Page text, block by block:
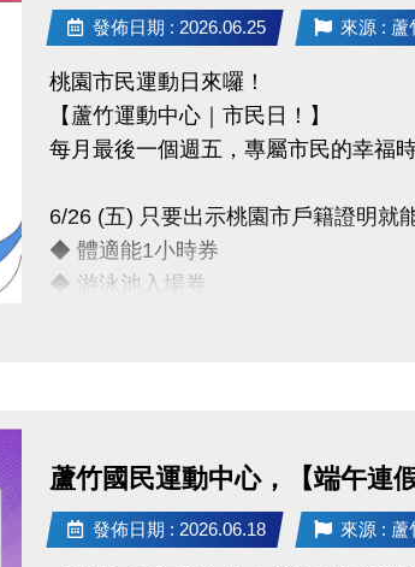
-IG : @luzhusports
發佈日期 : 2026.06.25 來源 : 蘆
桃園市民運動日來囉！
【蘆竹運動中心｜市民日！】
每月最後一個週五，專屬市民的幸福
6/26 (五) 只要出示桃園市戶籍證明就
◆ 體適能1小時券
◆ 游泳池入場券
-洽詢專線：03-2639066 #111
-官網 : https://www.lzsports.com.tw/
-FB : 桃園市蘆竹國民運動中心
蘆竹國民運動中心，【端午連
發佈日期 : 2026.06.18 來源 : 蘆